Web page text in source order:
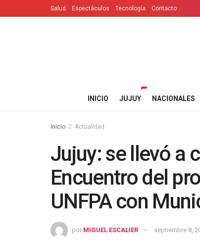
Salud Espectáculos Tecnología Contacto
INICIO JUJUY NACIONALES
Inicio Actualidad
Jujuy: se llevó a
Encuentro del
UNFPA con
por MIGUEL ESCALIER septiembre 8,